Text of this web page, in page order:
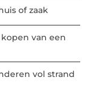
of zaak
van een
vol strand